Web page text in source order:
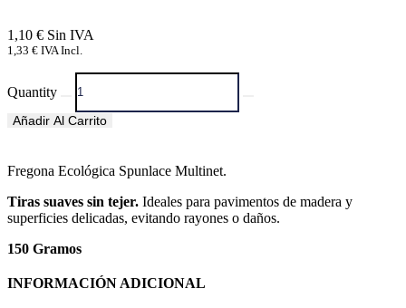
1,10 €
1,33 € IVA Incl.
Quantity
Añadir Al Carrito
Fregona Ecológica Spunlace Multinet.
Tiras suaves sin tejer. Ideales para pavimentos de madera y
superficies delicadas, evitando rayones o daños.
150 Gramos
INFORMACIÓN ADICIONAL